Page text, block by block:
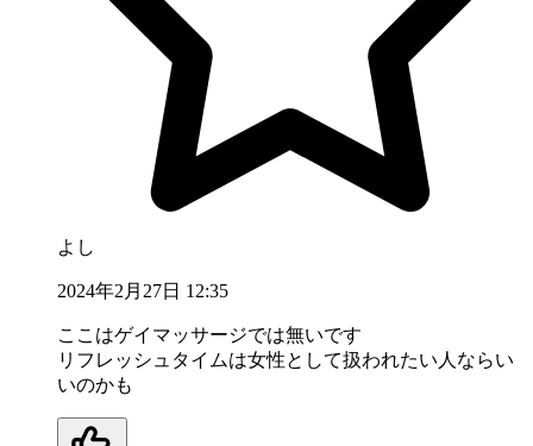
よし
2024年2月27日 12:35
ここはゲイマッサージでは無いです
リフレッシュタイムは女性として扱われたい人ならい
いのかも